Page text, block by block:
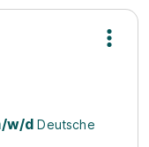
w/d Deutsche